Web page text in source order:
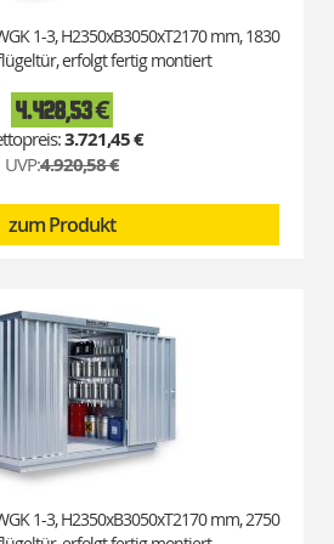
1-3, H2350xB3050xT2170 mm, 1830
erfolgt fertig montiert
Special
Price
4.428,53 €
3.721,45 €
UVP:4.920,58 €
zum Produkt
1-3, H2350xB3050xT2170 mm, 2750